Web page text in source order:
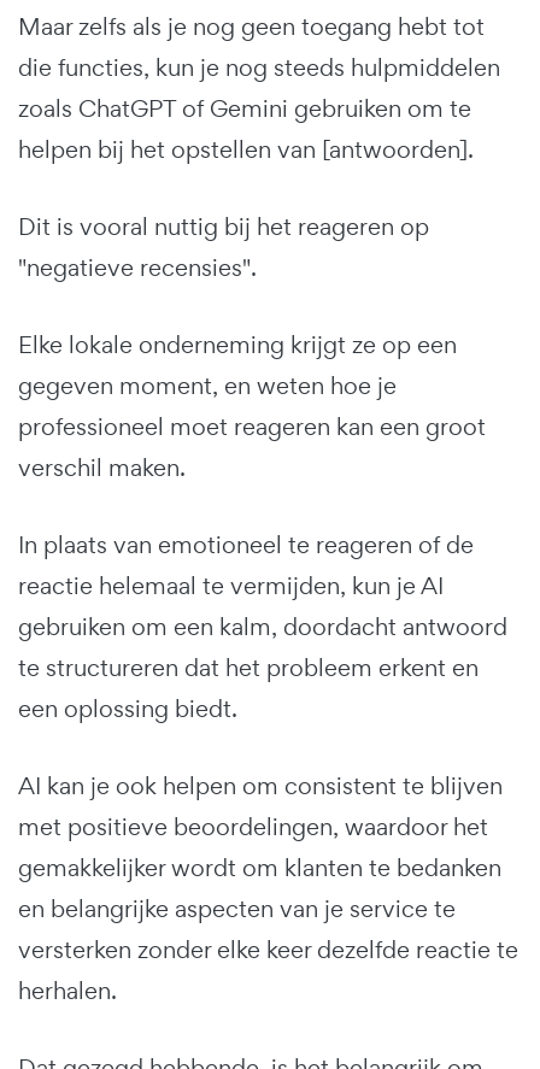
Maar zelfs als je nog geen toegang hebt tot
die functies, kun je nog steeds hulpmiddelen
zoals ChatGPT of Gemini gebruiken om te
helpen bij het opstellen van [antwoorden].
Dit is vooral nuttig bij het reageren op
"negatieve recensies".
Elke lokale onderneming krijgt ze op een
gegeven moment, en weten hoe je
professioneel moet reageren kan een groot
verschil maken.
In plaats van emotioneel te reageren of de
reactie helemaal te vermijden, kun je AI
gebruiken om een kalm, doordacht antwoord
te structureren dat het probleem erkent en
een oplossing biedt.
AI kan je ook helpen om consistent te blijven
met positieve beoordelingen, waardoor het
gemakkelijker wordt om klanten te bedanken
en belangrijke aspecten van je service te
versterken zonder elke keer dezelfde reactie te
herhalen.